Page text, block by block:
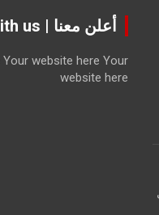
أعلن معنا | Advertise with us
Your website here Your
website here